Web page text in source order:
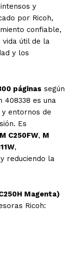
y
por Ricoh,
confiable,
vida útil de la
y los
páginas según
408338 es una
entornos de
Es
C250FW, M
,
reduciendo la
Magenta)
Ricoh: